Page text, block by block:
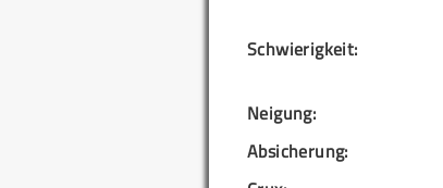
Schwierigkeit:
Neigung:
Absicherung: